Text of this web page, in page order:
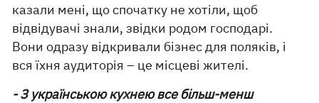
казали мені, що спочатку не хотіли, щоб
відвідувачі знали, звідки родом господарі.
Вони одразу відкривали бізнес для поляків, і
вся їхня аудиторія – це місцеві жителі.
- З українською кухнею все більш-менш